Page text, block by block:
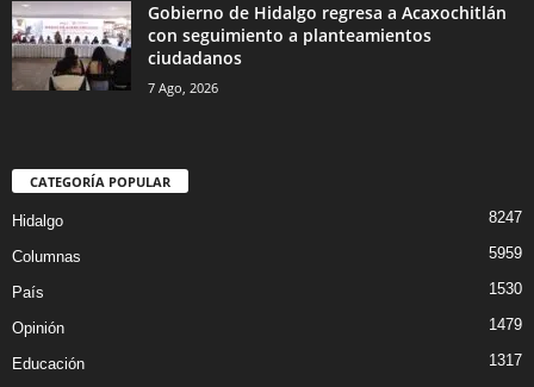
Gobierno de Hidalgo regresa a Acaxochitlán
con seguimiento a planteamientos
ciudadanos
7 Ago, 2026
CATEGORÍA POPULAR
Hidalgo 8247
Columnas 5959
País 1530
Opinión 1479
Educación
1317